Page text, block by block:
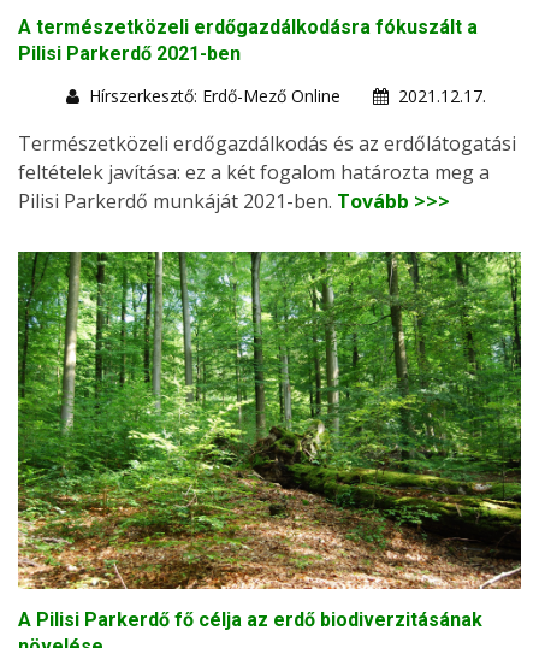
A természetközeli erdőgazdálkodásra fókuszált a
Pilisi Parkerdő 2021-ben
Hírszerkesztő: Erdő-Mező Online
2021.12.17.
Természetközeli erdőgazdálkodás és az erdőlátogatási
feltételek javítása: ez a két fogalom határozta meg a
Pilisi Parkerdő munkáját 2021-ben. Tovább >>>
A Pilisi Parkerdő fő célja az erdő biodiverzitásának